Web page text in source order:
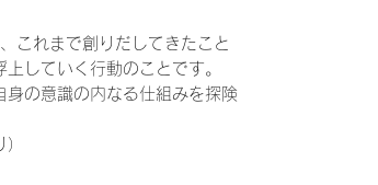
これまで創りだしてきたこと
していく行動のことです。
身の意識の内なる仕組みを探険